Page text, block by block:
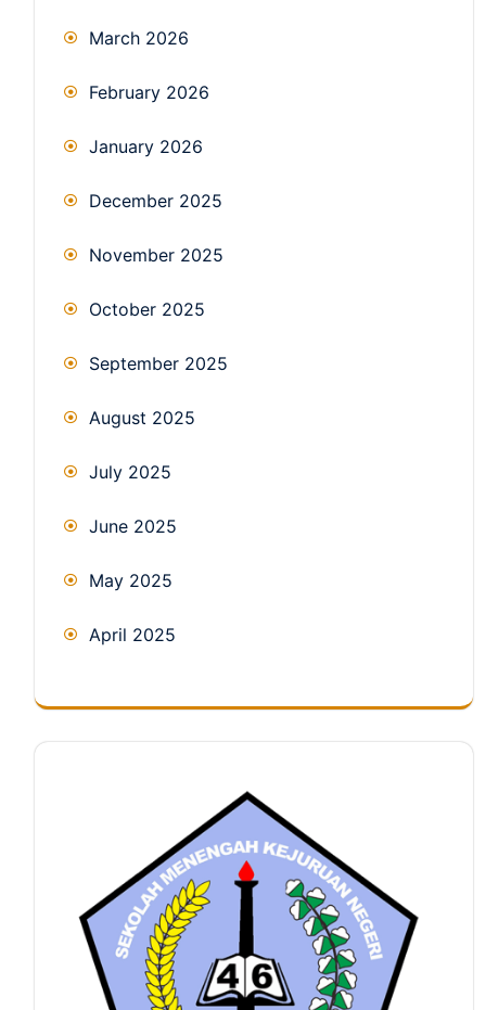
March 2026
February 2026
January 2026
December 2025
November 2025
October 2025
September 2025
August 2025
July 2025
June 2025
May 2025
April 2025